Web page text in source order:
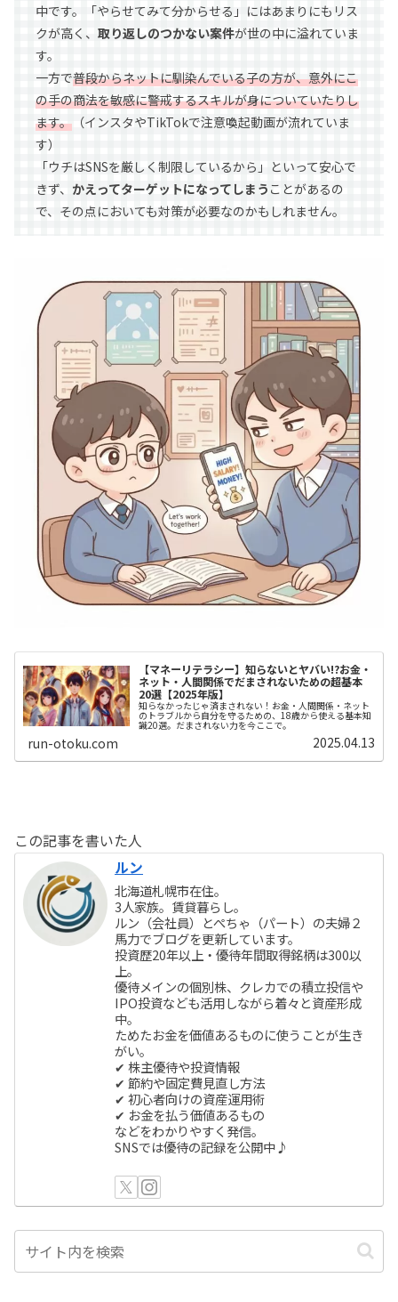
中です。「やらせてみて分からせる」にはあまりにもリス
クが高く、 取り返しのつかない案件が世の中に溢れていま
す。
一方で普段からネットに馴染んでいる子の方が、意外にこ
の手の商法を敏感に警戒するスキルが身についていたりし
ます。 （インスタやTikTokで注意喚起動画が流れていま
す）
「ウチはSNSを厳しく制限しているから」といって安心で
きず、 かえってターゲットになってしまう ことがあるの
で、その点においても対策が必要なのかもしれません。
【マネーリテラシー】知らないとヤバい!?お金・
ネット・人間関係でだまされないための超基本
20選【2025年版】
知らなかったじゃ済まされない！お金・人間関係・ネット
のトラブルから自分を守るための、18歳から使える基本知
識20選。だまされない力を今ここで。
run-otoku.com 2025.04.13
この記事を書いた人
ルン
北海道札幌市在住。
3人家族。賃貸暮らし。
ルン（会社員）とぺちゃ（パート）の夫婦２
馬力でブログを更新しています。
投資歴20年以上・優待年間取得銘柄は300以
上。
優待メインの個別株、クレカでの積立投信や
IPO投資なども活用しながら着々と資産形成
中。
ためたお金を価値あるものに使うことが生き
がい。
✔ 株主優待や投資情報
✔ 節約や固定費見直し方法
✔ 初心者向けの資産運用術
✔ お金を払う価値あるもの
などをわかりやすく発信。
SNSでは優待の記録を公開中♪